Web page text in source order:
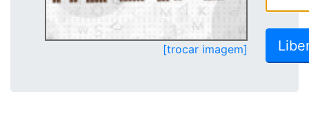
[trocar imagem]